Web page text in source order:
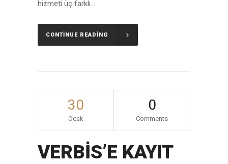
hizmeti üç farklı...
CONTINUE READING
30
Ocak
0
Comments
VERBİS’E KAYIT